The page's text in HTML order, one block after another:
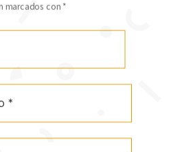
marcados con *